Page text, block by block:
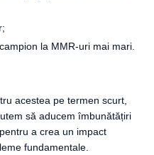
la MMR-uri mai mari.
acestea pe termen scurt,
să aducem îmbunătățiri
a crea un impact
fundamentale.